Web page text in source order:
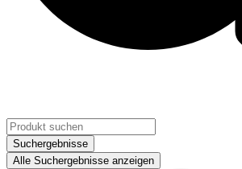
Suchergebnisse
Alle Suchergebnisse anzeigen